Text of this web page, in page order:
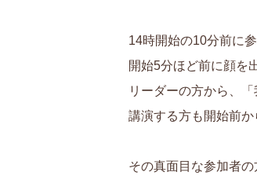
14時開始の10分前に
開始5分ほど前に顔を
リーダーの方から、
講演する方も開始前
その真面目な参加者の